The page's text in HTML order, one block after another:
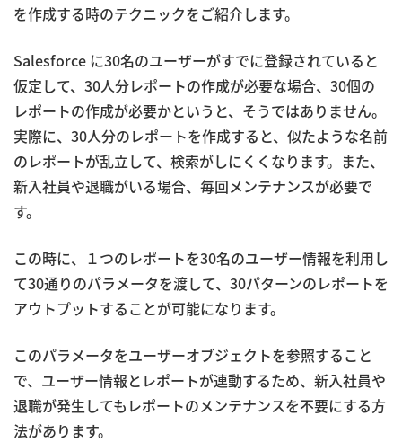
を作成する時のテクニックをご紹介します。
Salesforce に30名のユーザーがすでに登録されていると
仮定して、30人分レポートの作成が必要な場合、30個の
レポートの作成が必要かというと、そうではありません。
実際に、30人分のレポートを作成すると、似たような名前
のレポートが乱立して、検索がしにくくなります。また、
新入社員や退職がいる場合、毎回メンテナンスが必要で
す。
この時に、１つのレポートを30名のユーザー情報を利用し
て30通りのパラメータを渡して、30パターンのレポートを
アウトプットすることが可能になります。
このパラメータをユーザーオブジェクトを参照すること
で、ユーザー情報とレポートが連動するため、新入社員や
退職が発生してもレポートのメンテナンスを不要にする方
法があります。